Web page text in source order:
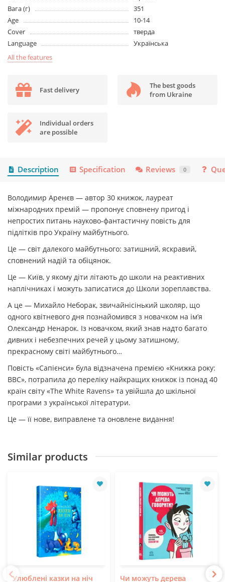
Вага (г)
351
Age
10-14
Cover
тверда
Language
Українська
All the features
Fast delivery
The best goods
from Ukraine
Individual orders
are possible
Description Specification Reviews 0
Володимир Аренєв — автор 30 книжок, лауреат
міжнародних премій — пропонує сповнену пригод і
непростих питань науково-фантастичну повість для
підлітків про Україну майбутнього.
Це — світ далекого майбутнього: затишний, яскравий,
сповнений надій та обіцянок.
Це — Київ, у якому діти літають до школи на реактивних
наплічниках і можуть записатися до Школи зореплавства.
А це — Михайло Неборак, звичайнісінький школяр, що
одного квітневого дня познайомився з новачком на ім’я
Олександр Ненарок. Із новачком, який знав надто багато
дивних і небезпечних речей у цьому затишному,
прекрасному світі майбутнього…
Повість «Сапієнси» була відзначена премією «Книжка року:
ВВС», потрапила до переліку найкращих книжок із понад 40
країн світу «The White Ravens» та увійшла до шкільної
програми з української літератури.
Це — її нове, виправлене та оновлене видання!
Similar products
Улюблені казки на ніч
Чи можуть дерева